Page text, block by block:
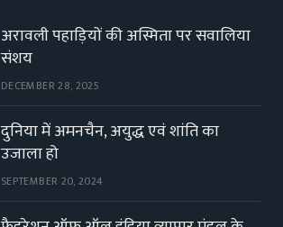
अरावली पहाड़ियों की अस्मिता पर सवालिया
संशय
DECEMBER 28, 2025
दुनिया में अमनचैन, अयुद्ध एवं शांति का
उजाला हो
SEPTEMBER 20, 2024